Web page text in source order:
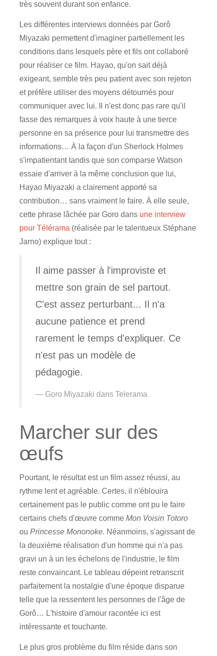
très souvent durant son enfance.
Les différentes interviews données par Gorô
Miyazaki permettent d'imaginer partiellement les
conditions dans lesquels père et fils ont collaboré
pour réaliser ce film. Hayao, qu'on sait déjà
exigeant, semble très peu patient avec son rejeton
et préfère utiliser des moyens détournés pour
communiquer avec lui. Il n'est donc pas rare qu'il
fasse des remarques à voix haute à une tierce
personne en sa présence pour lui transmettre des
informations… À la façon d'un Sherlock Holmes
s'impatientant tandis que son comparse Watson
essaie d'arriver à la même conclusion que lui,
Hayao Miyazaki a clairement apporté sa
contribution… sans vraiment le faire. À elle seule,
cette phrase lâchée par Goro dans une interview
pour Télérama (réalisée par le talentueux Stéphane
Jarno) explique tout :
Il aime passer à l'improviste et
mettre son grain de sel partout.
C'est assez perturbant... Il n'a
aucune patience et prend
rarement le temps d'expliquer. Ce
n'est pas un modèle de
pédagogie.
Goro Miyazaki dans Telerama
Marcher sur des
œufs
Pourtant, le résultat est un film assez réussi, au
rythme lent et agréable. Certes, il n'éblouira
certainement pas le public comme ont pu le faire
certains chefs d'œuvre comme Mon Voisin Totoro
ou Princesse Mononoke. Néanmoins, s'agissant de
la deuxième réalisation d'un homme qui n'a pas
gravi un à un les échelons de l'industrie, le film
reste convaincant. Le tableau dépeint retranscrit
parfaitement la nostalgie d'une époque disparue
telle que la ressentent les personnes de l'âge de
Gorô… L'histoire d'amour racontée ici est
intéressante et touchante.
Le plus gros problème du film réside dans son